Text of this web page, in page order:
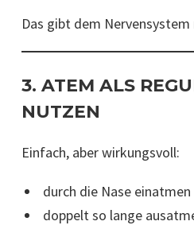
Das gibt dem
3. ATEM ALS
NUTZEN
Einfach, aber wirkungsvoll:
durch die Nase einatmen
doppelt so lange